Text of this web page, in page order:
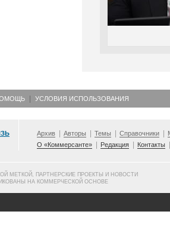
УСЛОВИЯ ИСПОЛЬЗОВАНИЯ
Архив Авторы Темы Справочники
О «Коммерсанте»
Редакция Контакты
МЕТКОЙ, ПАРТНЕРСКИЕ ПРОЕКТЫ И НОВОСТИ
НА КОММЕРЧЕСКОЙ ОСНОВЕ